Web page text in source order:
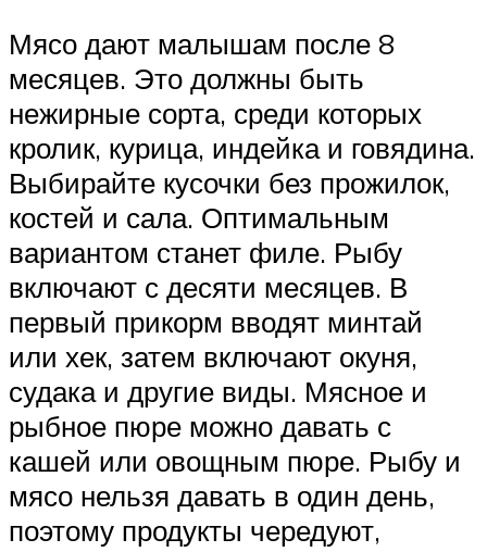
Мясо дают малышам после 8
месяцев. Это должны быть
нежирные сорта, среди которых
кролик, курица, индейка и говядина.
Выбирайте кусочки без прожилок,
костей и сала. Оптимальным
вариантом станет филе. Рыбу
включают с десяти месяцев. В
первый прикорм вводят минтай
или хек, затем включают окуня,
судака и другие виды. Мясное и
рыбное пюре можно давать с
кашей или овощным пюре. Рыбу и
мясо нельзя давать в один день,
поэтому продукты чередуют,